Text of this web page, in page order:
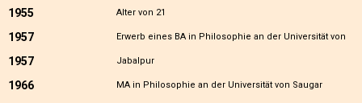
1955
1957
1957
1966
Alter von 21
Erwerb eines BA in Philosophie an der Universität von
Jabalpur
MA in Philosophie an der Universität von Saugar